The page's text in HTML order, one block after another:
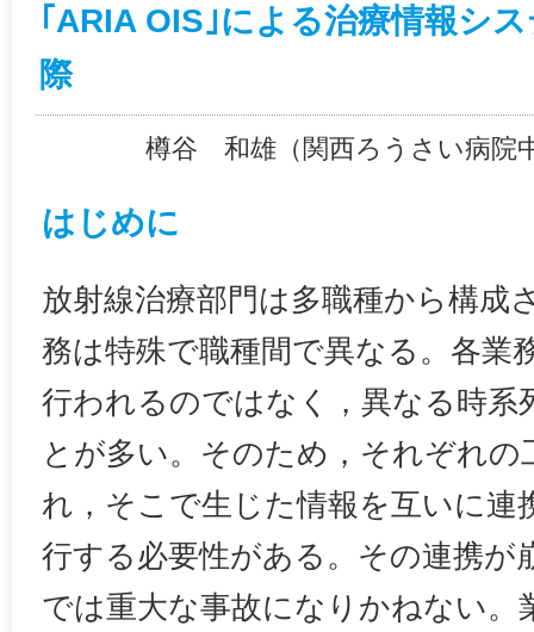
｢ARIA OIS｣による治療情報シ
際
樽谷 和雄（関西ろうさい病院
はじめに
放射線治療部門は多職種から構成
務は特殊で職種間で異なる。各業
行われるのではなく，異なる時系
とが多い。そのため，それぞれの
れ，そこで生じた情報を互いに連
行する必要性がある。その連携が
では重大な事故になりかねない。